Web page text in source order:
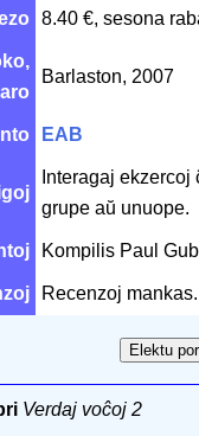
8.40 €, sesona
Barlaston, 2007
EAB
Interagaj
grupe aŭ unuope.
Kompilis Paul
Recenzoj mankas.
Verdaj voĉoj 2